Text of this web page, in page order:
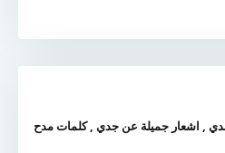
, اشعار جميلة عن جدي , كلمات مدح